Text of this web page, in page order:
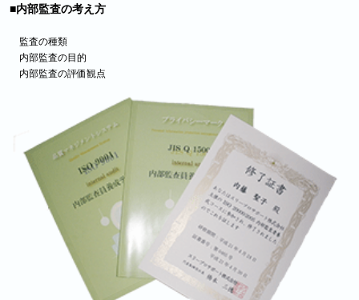
■内部監査の考え方
監査の種類
内部監査の目的
内部監査の評価観点